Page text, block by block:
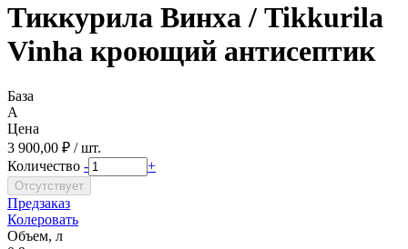
Тиккурила Винха / Tikkurila
Vinha кроющий антисептик
База
A
Цена
3 900,00 ₽ / шт.
Количество - +
Предзаказ
Колеровать
Объем, л